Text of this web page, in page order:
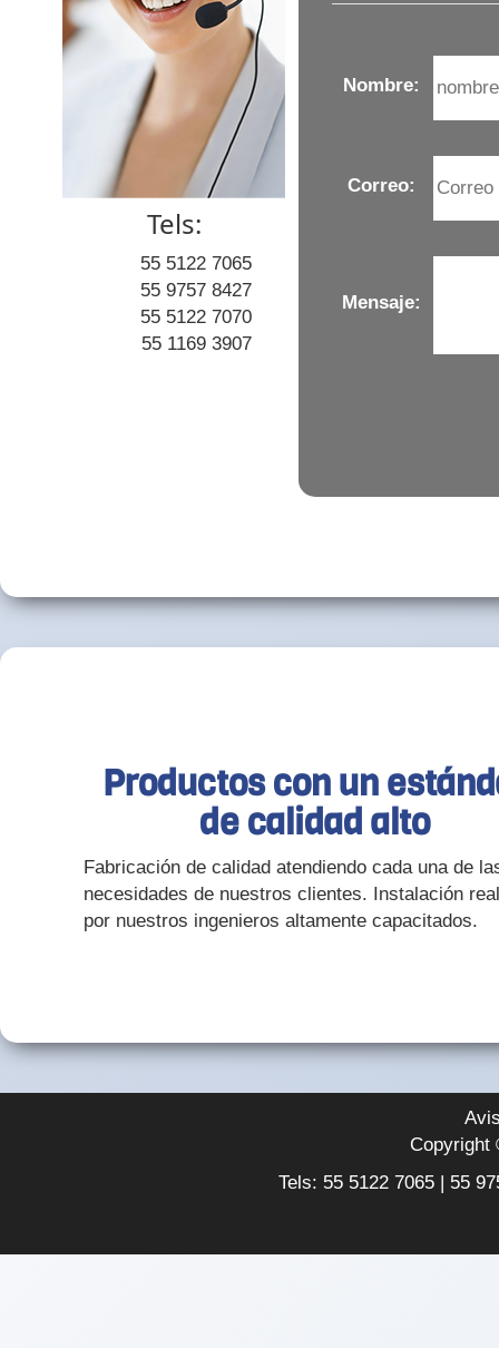
Tels:
55 5122 7065
55 9757 8427
55 5122 7070
55 1169 3907
Nombre:
Correo:
Mensaje:
Productos con un
de calidad alto
Fabricación de calidad atendiendo cada una de
necesidades de nuestros clientes. Instalación
por nuestros ingenieros altamente capacitados.
Copyright
Tels: 55 5122 7065 | 55